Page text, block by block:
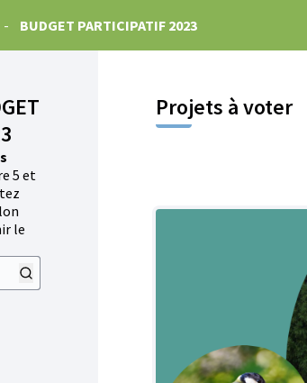
- BUDGET PARTICIPATIF 2023
5 et
le
Projets à voter